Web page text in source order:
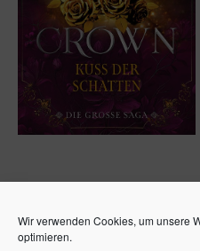
Wir verwenden Cookies, um unsere
optimieren.